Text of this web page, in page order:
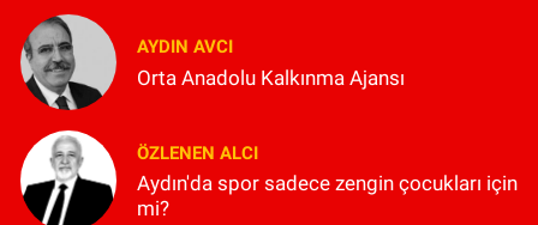
AYDIN AVCI
Orta Anadolu Kalkınma Ajansı
ÖZLENEN ALCI
Aydın'da spor sadece zengin çocukları için
mi?